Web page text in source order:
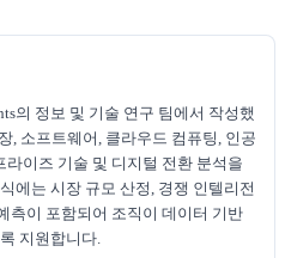
의 정보 및 기술 연구 팀에서 작성했
, 소프트웨어, 클라우드 컴퓨팅, 인공
이즈 기술 및 디지털 전환 분석을
에는 시장 규모 산정, 경쟁 인텔리전
측이 포함되어 조직이 데이터 기반
지원합니다.